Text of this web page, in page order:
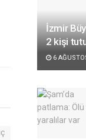
İzmir
2 kişi
6